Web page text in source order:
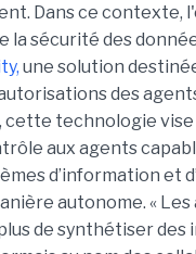
Dans ce contexte,
la sécurité des
une solution
des
cette technologie
aux agents
d’information et
autonome. « Les
de synthétiser des